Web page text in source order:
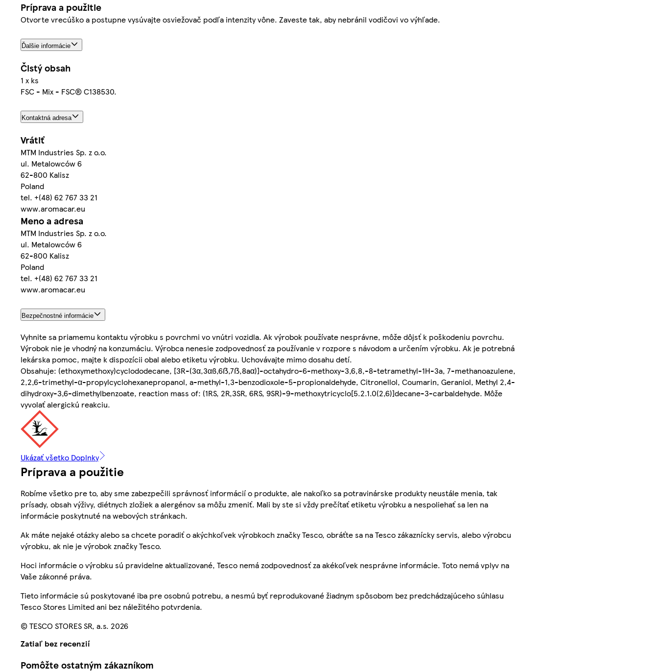
Príprava a použitie
Otvorte vrecúško a postupne vysúvajte osviežovač podľa intenzity vône. Zaveste tak, aby nebránil vodičovi vo výhľade.
Ďalšie informácie
Čistý obsah
1 x ks
FSC - Mix - FSC® C138530.
Kontaktná adresa
Vrátiť
MTM Industries Sp. z o.o.
ul. Metalowców 6
62-800 Kalisz
Poland
tel. +(48) 62 767 33 21
www.aromacar.eu
Meno a adresa
MTM Industries Sp. z o.o.
ul. Metalowców 6
62-800 Kalisz
Poland
tel. +(48) 62 767 33 21
www.aromacar.eu
Bezpečnostné informácie
Vyhnite sa priamemu kontaktu výrobku s povrchmi vo vnútri vozidla. Ak výrobok používate nesprávne, môže dôjsť k poškodeniu povrchu.
Výrobok nie je vhodný na konzumáciu. Výrobca nenesie zodpovednosť za používanie v rozpore s návodom a určením výrobku. Ak je potrebná
lekárska pomoc, majte k dispozícii obal alebo etiketu výrobku. Uchovávajte mimo dosahu detí.
Obsahuje: (ethoxymethoxy)cyclododecane, [3R-(3α,3αß,6ẞ,7ẞ,8aα)]-octahydro-6-methoxy-3,6,8,-8-tetramethyl-1H-3a, 7-methanoazulene,
2,2,6-trimethyl-α-propylcyclohexanepropanol, a-methyl-1,3-benzodioxole-5-propionaldehyde, Citronellol, Coumarin, Geraniol, Methyl 2,4-
dihydroxy-3,6-dimethylbenzoate, reaction mass of: (1RS, 2R,3SR, 6RS, 9SR)-9-methoxytricyclo[5.2.1.0(2,6)]decane-3-carbaldehyde. Môže
vyvolať alergickú reakciu.
Ukázať všetko Doplnky
Príprava a použitie
Robíme všetko pre to, aby sme zabezpečili správnosť informácií o produkte, ale nakoľko sa potravinárske produkty neustále menia, tak
prísady, obsah výživy, diétnych zložiek a alergénov sa môžu zmeniť. Mali by ste si vždy prečítať etiketu výrobku a nespoliehať sa len na
informácie poskytnuté na webových stránkach.
Ak máte nejaké otázky alebo sa chcete poradiť o akýchkoľvek výrobkoch značky Tesco, obráťte sa na Tesco zákaznícky servis, alebo výrobcu
výrobku, ak nie je výrobok značky Tesco.
Hoci informácie o výrobku sú pravidelne aktualizované, Tesco nemá zodpovednosť za akékoľvek nesprávne informácie. Toto nemá vplyv na
Vaše zákonné práva.
Tieto informácie sú poskytované iba pre osobnú potrebu, a nesmú byť reprodukované žiadnym spôsobom bez predchádzajúceho súhlasu
Tesco Stores Limited ani bez náležitého potvrdenia.
© TESCO STORES SR, a.s. 2026
Zatiaľ bez recenzií
Pomôžte ostatným zákazníkom